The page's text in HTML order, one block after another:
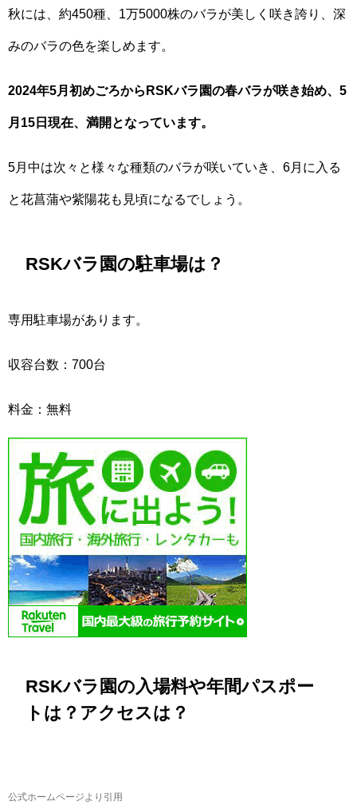
秋には、約450種、1万5000株のバラが美しく咲き誇り、深
みのバラの色を楽しめます。
2024年5月初めごろからRSKバラ園の春バラが咲き始め、5
月15日現在、満開となっています。
5月中は次々と様々な種類のバラが咲いていき、6月に入る
と花菖蒲や紫陽花も見頃になるでしょう。
RSKバラ園の駐車場は？
専用駐車場があります。
収容台数：700台
料金：無料
RSKバラ園の入場料や年間パスポー
トは？アクセスは？
公式ホームページより引用